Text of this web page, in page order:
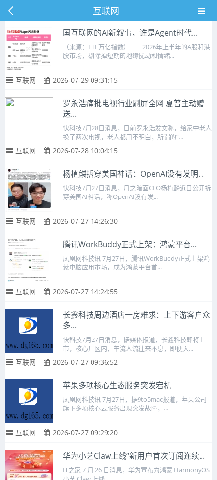
互联网
国互联网的AI新叙事，谁是Agent时代...
（来源：ETF万亿指数） 2026年上半年的A股和港
股市场，剔除掉短期的地缘扰动和情绪...
互联网 2026-07-29 09:31:15
罗永浩痛批电视行业刷屏全网 夏普主动赠
送...
快科技7月28日消息，日前罗永浩发文称，给家中老人
换了两次电视，老人都用不明白，所谓的“...
互联网 2026-07-28 10:04:15
杨植麟拆穿美国神话：OpenAI没有发明...
快科技7月27日消息，月之暗面CEO杨植麟近日公开拆
穿美国AI神话，称OpenAI没有发...
互联网 2026-07-27 14:26:30
腾讯WorkBuddy正式上架：鸿蒙平台...
凤凰网科技讯 7月27日，腾讯WorkBuddy正式上架鸿
蒙电脑应用市场，成为鸿蒙平台首...
互联网 2026-07-27 14:24:55
长鑫科技周边酒店一房难求：上下游客户众
多...
快科技7月27日消息，据媒体报道，长鑫科技即将上
市，核心厂区内，车流人流往来不息，即便入...
互联网 2026-07-27 09:36:52
苹果多项核心生态服务突发宕机
凤凰网科技讯 7月27日，据9to5mac报道，苹果公司
旗下多项核心云服务出现突发故障，...
互联网 2026-07-27 09:29:20
华为小艺Claw上线“新用户首次订阅连续...
IT之家 7 月 26 日消息，华为宣布为鸿蒙 HarmonyOS